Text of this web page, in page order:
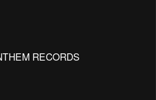
RECORDS